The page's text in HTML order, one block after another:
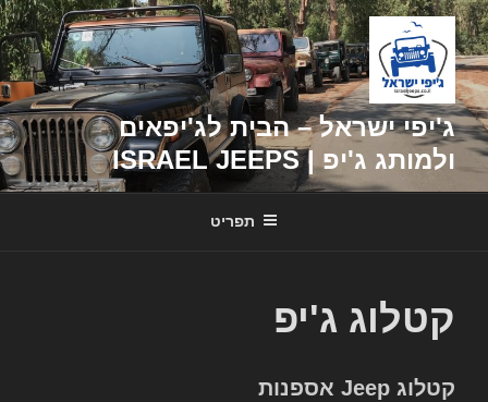
דילוג
לתוכן
ג'יפי ישראל – הבית לג'יפאים
ולמותג ג'יפ | ISRAEL JEEPS
תפריט
קטלוג ג'יפ
קטלוג Jeep אספנות